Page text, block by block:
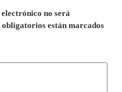
no será
obligatorios están marcados